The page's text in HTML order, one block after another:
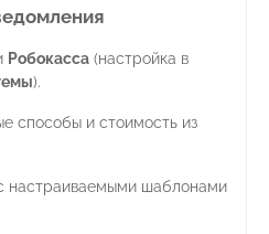
Робокасса (настройка в
).
способы и стоимость из
настраиваемыми шаблонами